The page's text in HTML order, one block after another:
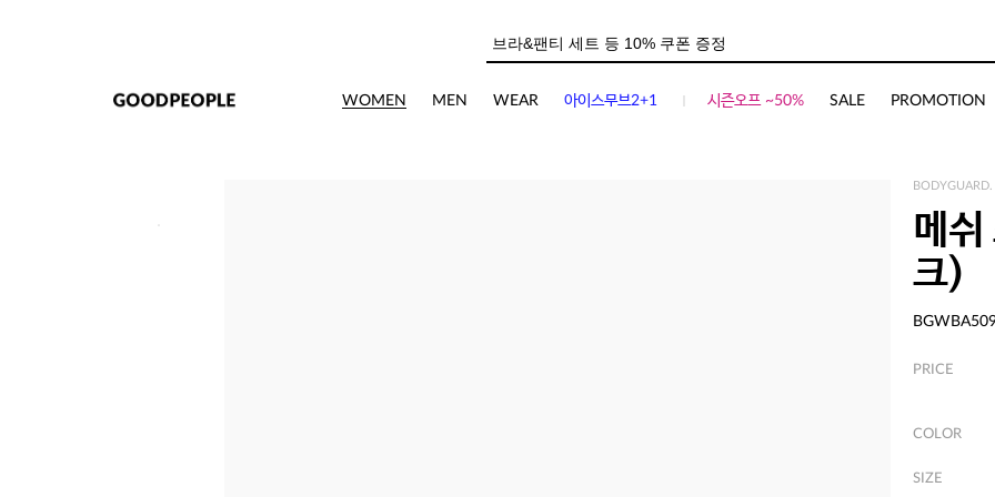
WOMEN MEN WEAR 아이스무브2+1 시즌오프 ~50% SALE PROMOTION
BODYGUARD.
메
크)
PRICE
COLOR
SIZE